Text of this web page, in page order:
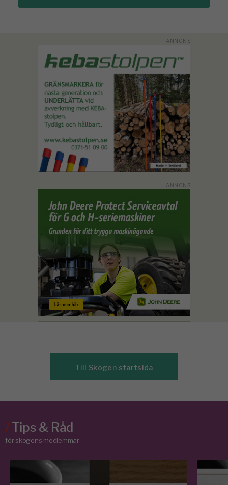
Till Skogen startsida
/Tips & Råd
för skogens medlemmar